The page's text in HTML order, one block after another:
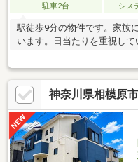
駐車2台
シス
駅徒歩9分の物件です。家族
います。日当たりを重視し
す。システムキッチン付き
ースの面でも問題なく快適
でお子様のお留守番も安心で
神奈川県相模原